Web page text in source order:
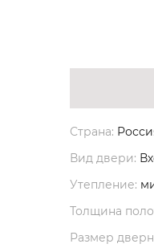
Страна:
Вид двери:
Утепление:
Толщина
Размер